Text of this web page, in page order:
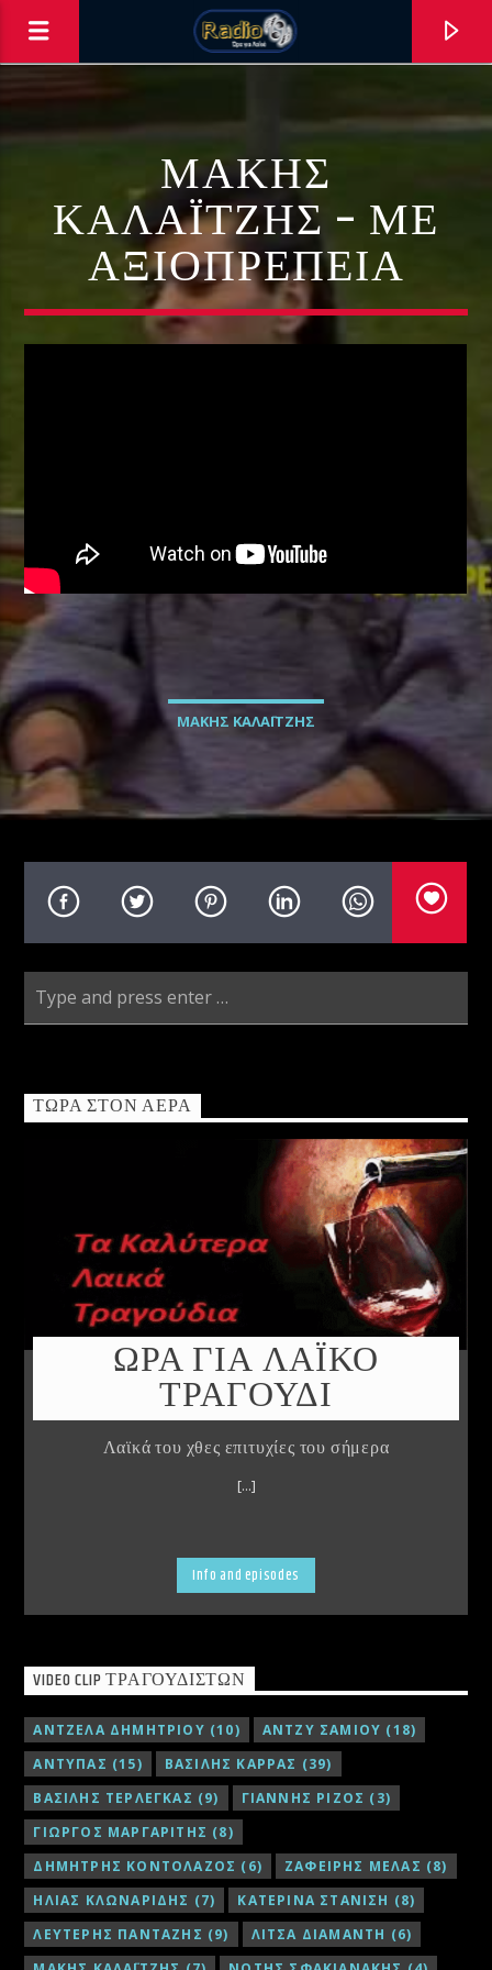
0:00
ΜΆΚΗΣ
ΚΑΛΑΪΤΖΉΣ – ΜΕ
ΑΞΙΟΠΡΈΠΕΙΑ
ΜΑΚΗΣ ΚΑΛΑΪΤΖΗΣ
ΤΏΡΑ ΣΤΟΝ ΑΈΡΑ
ΩΡΑ ΓΙΑ ΛΑΪΚΟ
ΤΡΑΓΟΥΔΙ
Λαϊκά του χθες επιτυχίες του σήμερα
[...]
Info and episodes
VIDEO CLIP ΤΡΑΓΟΥΔΙΣΤΏΝ
ΑΝΤΖΕΛΑ ΔΗΜΗΤΡΙΟΥ (10) ΑΝΤΖΥ ΣΑΜΙΟΥ (18)
ΑΝΤΥΠΑΣ (15) ΒΑΣΙΛΗΣ ΚΑΡΡΑΣ (39)
ΒΑΣΙΛΗΣ ΤΕΡΛΕΓΚΑΣ (9) ΓΙΑΝΝΗΣ ΡΙΖΟΣ (3)
ΓΙΩΡΓΟΣ ΜΑΡΓΑΡΙΤΗΣ (8)
ΔΗΜΗΤΡΗΣ ΚΟΝΤΟΛΑΖΟΣ (6) ΖΑΦΕΙΡΗΣ ΜΕΛΑΣ (8)
ΗΛΙΑΣ ΚΛΩΝΑΡΙΔΗΣ (7) ΚΑΤΕΡΙΝΑ ΣΤΑΝΙΣΗ (8)
ΛΕΥΤΕΡΗΣ ΠΑΝΤΑΖΗΣ (9) ΛΙΤΣΑ ΔΙΑΜΑΝΤΗ (6)